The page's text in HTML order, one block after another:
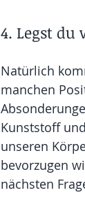
4. Legst du
Natürlich
manchen
Kunststoff
unseren
bevorzugen
nächsten